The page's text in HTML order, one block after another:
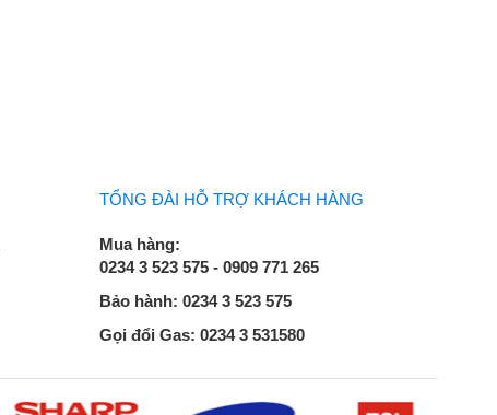
TỔNG ĐÀI HỖ TRỢ KHÁCH HÀNG
Mua hàng:
0234 3 523 575 - 0909 771 265
Bảo hành: 0234 3 523 575
Gọi đổi Gas: 0234 3 531580